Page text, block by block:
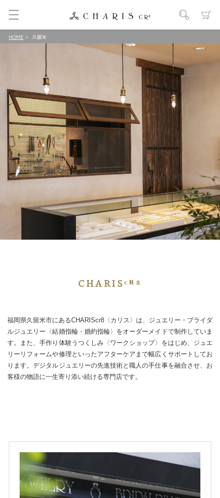
HOME 久留米
CHARISᶜᴿ⁸
福岡県久留米市にあるCHARIScr8〈カリス〉は、ジュエリー・ブライダ
ルジュエリー〈結婚指輪・婚約指輪〉をオーダーメイドで制作していま
す。また、手作り体験うつくしみ〈ワークショップ〉をはじめ、ジュエ
リーリフォームや修理といったアフターケアまで幅広くサポートしてお
ります。デジタルジュエリーの先進技術と職人の手仕事を融合させ、お
客様の物語に一生寄り添い続ける専門店です。